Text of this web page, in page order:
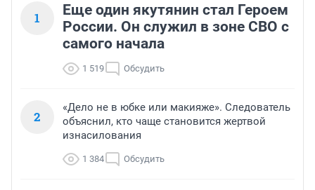
1
Еще один якутянин стал Героем
России. Он служил в зоне СВО с
самого начала
1 519 Обсудить
2
«Дело не в юбке или макияже». Следователь
объяснил, кто чаще становится жертвой
изнасилования
1 384 Обсудить